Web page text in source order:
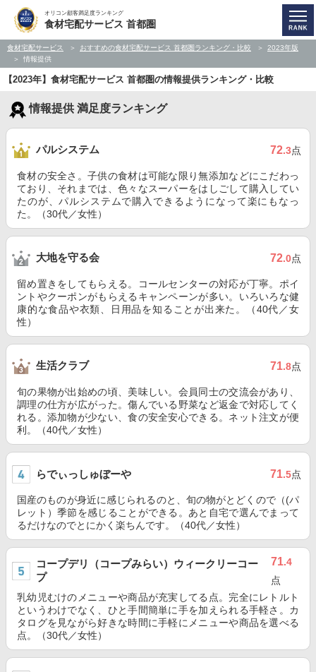
オリコン顧客満足度ランキング
食材宅配サービス 首都圏
食材宅配サービス おすすめの食材宅配サービス 首都圏ランキング・比較
2023年版
情報提供
【2023年】食材宅配サービス 首都圏の情報提供ランキング・比較
情報提供 満足度ランキング
パルシステム 72.3点
食材の安全さ。子供の食材は可能な限り無添加などにこだわっ
ており、それまでは、色々なスーパーをはしごして購入してい
たのが、パルシステムで購入できるようになって楽にもなっ
た。（30代／女性）
大地を守る会 72.0点
留め置きをしてもらえる。コールセンターの対応が丁寧。ポイ
ントやクーポンがもらえるキャンペーンが多い。いろいろな健
康的な食品や衣類、日用品を知ることが出来た。（40代／女
性）
生活クラブ 71.8点
旬の果物が出始めの頃、美味しい。会員同士の交流会があり、
調理の仕方が広がった。傷んでいる野菜など返金で対応してく
れる。添加物が少ない、食の安全安心できる。ネット注文が便
利。（40代／女性）
らでぃっしゅぼーや 71.5点
国産のものが身近に感じられるのと、旬の物がとどくので（(パ
レット）季節を感じることができる。あと自宅で選んでまって
るだけなのでとにかく楽ちんです。（40代／女性）
コープデリ（コープみらい）ウィークリーコー
プ
71.4
点
乳幼児むけのメニューや商品が充実してる点。完全にレトルト
というわけでなく、ひと手間簡単に手を加えられる手軽さ。カ
タログを見ながら好きな時間に手軽にメニューや商品を選べる
点。（30代／女性）